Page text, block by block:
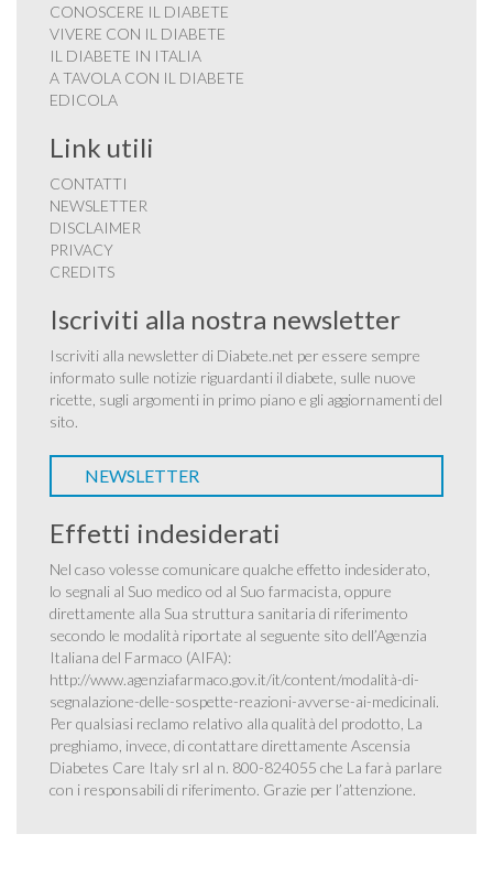
CONOSCERE IL DIABETE
VIVERE CON IL DIABETE
IL DIABETE IN ITALIA
A TAVOLA CON IL DIABETE
EDICOLA
Link utili
CONTATTI
NEWSLETTER
DISCLAIMER
PRIVACY
CREDITS
Iscriviti alla nostra newsletter
Iscriviti alla newsletter di Diabete.net per essere sempre
informato sulle notizie riguardanti il diabete, sulle nuove
ricette, sugli argomenti in primo piano e gli aggiornamenti del
sito.
NEWSLETTER
Effetti indesiderati
Nel caso volesse comunicare qualche effetto indesiderato,
lo segnali al Suo medico od al Suo farmacista, oppure
direttamente alla Sua struttura sanitaria di riferimento
secondo le modalità riportate al seguente sito dell’Agenzia
Italiana del Farmaco (AIFA):
http://www.agenziafarmaco.gov.it/it/content/modalità-di-
segnalazione-delle-sospette-reazioni-avverse-ai-medicinali.
Per qualsiasi reclamo relativo alla qualità del prodotto, La
preghiamo, invece, di contattare direttamente Ascensia
Diabetes Care Italy srl al n. 800-824055 che La farà parlare
con i responsabili di riferimento. Grazie per l’attenzione.